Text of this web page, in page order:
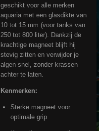
geschikt voor alle merken
aquaria met een glasdikte van
10 tot 15 mm (voor tanks van
250 tot 800 liter). Dankzij de
krachtige magneet blijft hij
stevig zitten en verwijder je
algen snel, zonder krassen
achter te laten.
Kenmerken:
Sterke magneet voor
optimale grip